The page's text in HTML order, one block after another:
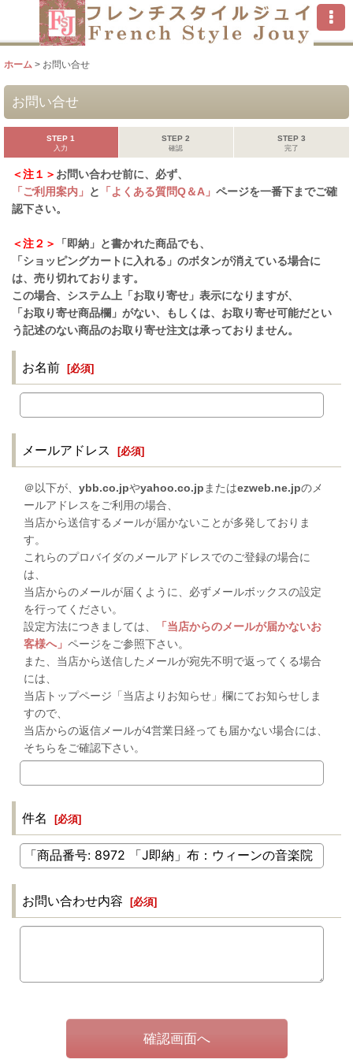
ホーム > お問い合せ
お問い合せ
STEP 1
入力
STEP 2
確認
STEP 3
完了
＜注１＞ お問い合わせ前に、必ず、
「ご利用案内」 と 「よくある質問Q＆A」 ページを一番下までご確
認下さい。
＜注２＞
「即納」と書かれた商品でも、
「ショッピングカートに入れる」のボタンが消えている場合に
は、売り切れております。
この場合、システム上「お取り寄せ」表示になりますが、
「お取り寄せ商品欄」がない、もしくは、お取り寄せ可能だとい
う記述のない商品のお取り寄せ注文は承っておりません。
お名前 [必須]
メールアドレス [必須]
＠以下が、 ybb.co.jpやyahoo.co.jp またはezweb.ne.jpのメ
ールアドレスをご利用の場合、
当店から送信するメールが届かないことが多発しておりま
す。
これらのプロバイダのメールアドレスでのご登録の場合に
は、
当店からのメールが届くように、必ずメールボックスの設定
を行ってください。
設定方法につきましては、
「当店からのメールが届かないお
客様へ」 ページをご参照下さい。
また、当店から送信したメールが宛先不明で返ってくる場合
には、
当店トップページ「当店よりお知らせ」欄にてお知らせしま
すので、
当店からの返信メールが4営業日経っても届かない場合には、
そちらをご確認下さい。
件名 [必須]
お問い合わせ内容 [必須]
確認画面へ